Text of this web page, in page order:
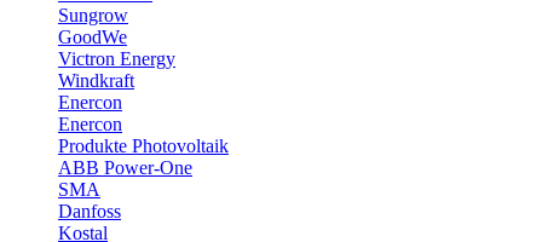
Sungrow
GoodWe
Victron Energy
Windkraft
Enercon
Enercon
Produkte Photovoltaik
ABB Power-One
SMA
Danfoss
Kostal